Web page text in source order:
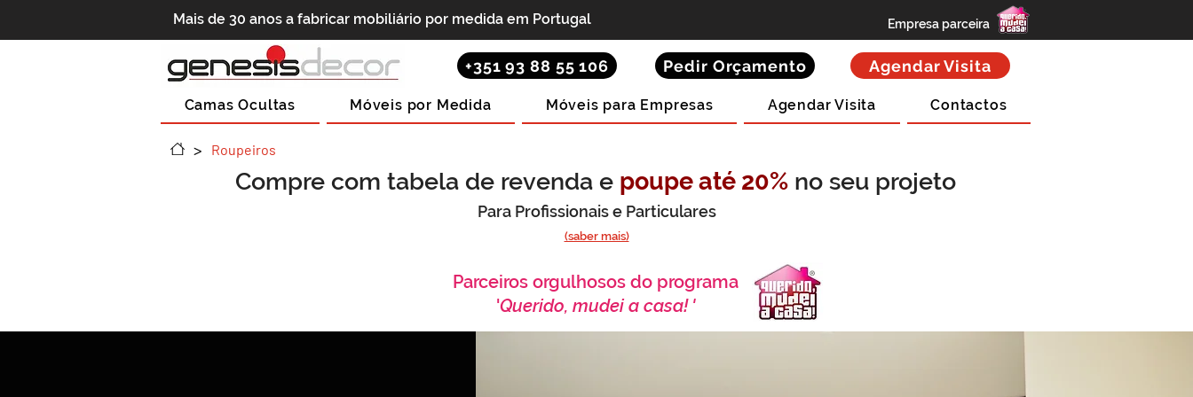
Mais de 30 anos a fabricar mobiliário por medida em Portugal Empresa parceira
+351 93 88 55 106 Pedir Orçamento Agendar Visita
Camas Ocultas Móveis por Medida Móveis para Empresas Agendar Visita Contactos
> Roupeiros
Compre com tabela de revenda e poupe até 20% no seu projeto
Para Profissionais e Particulares
(saber mais)
Parceiros orgulhosos do programa
'Querido, mudei a casa! '